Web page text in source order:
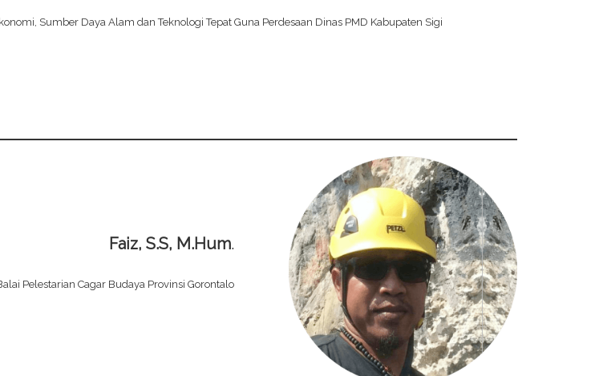
Sumber Daya Alam dan Teknologi Tepat Guna Perdesaan Dinas PMD Kabupaten Sigi
Faiz, S.S, M.Hum.
Pelestarian Cagar Budaya Provinsi Gorontalo